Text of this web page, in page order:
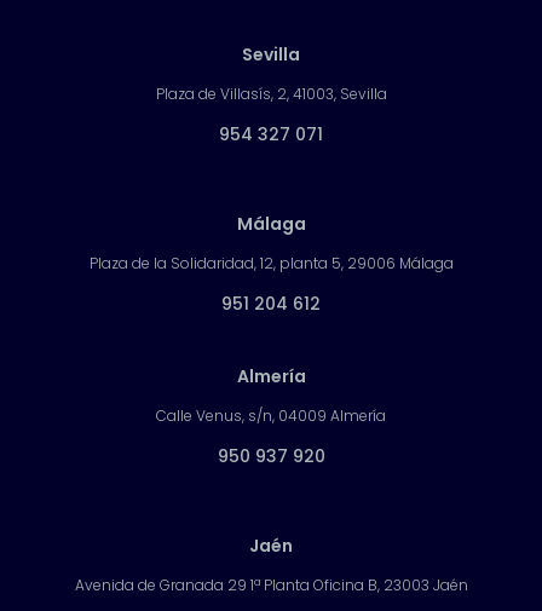
Sevilla
Plaza de Villasís, 2, 41003, Sevilla
954 327 071
Málaga
Plaza de la Solidaridad, 12, planta 5, 29006 Málaga
951 204 612
Almería
Calle Venus, s/n, 04009 Almería
950 937 920
Jaén
Avenida de Granada 29 1ª Planta Oficina B, 23003 Jaén